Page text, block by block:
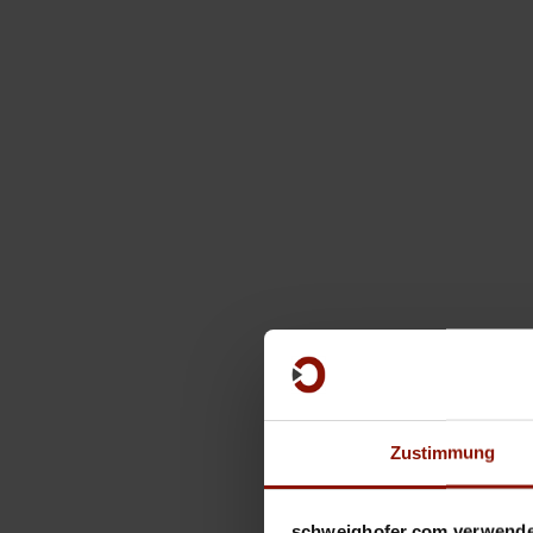
Zustimmung